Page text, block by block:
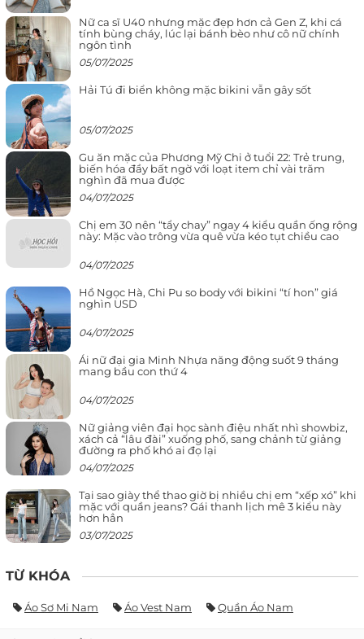
Nữ ca sĩ U40 nhưng mặc đẹp hơn cả Gen Z, khi cá
tính bùng cháy, lúc lại bánh bèo như cô nữ chính
ngôn tình
05/07/2025
Hải Tú đi biển không mặc bikini vẫn gây sốt
05/07/2025
Gu ăn mặc của Phương Mỹ Chi ở tuổi 22: Trẻ trung,
biến hóa đầy bất ngờ với loạt item chỉ vài trăm
nghìn đã mua được
04/07/2025
Chị em 30 nên “tẩy chay” ngay 4 kiểu quần ống rộng
này: Mặc vào trông vừa quê vừa kéo tụt chiều cao
04/07/2025
Hồ Ngọc Hà, Chi Pu so body với bikini “tí hon” giá
nghìn USD
04/07/2025
Ái nữ đại gia Minh Nhựa năng động suốt 9 tháng
mang bầu con thứ 4
04/07/2025
Nữ giảng viên đại học sành điệu nhất nhì showbiz,
xách cả “lâu đài” xuống phố, sang chảnh từ giảng
đường ra phố khó ai đọ lại
04/07/2025
Tại sao giày thể thao giờ bị nhiều chị em “xếp xó” khi
mặc với quần jeans? Gái thanh lịch mê 3 kiểu này
hơn hẳn
03/07/2025
TỪ KHÓA
Áo Sơ Mi Nam Áo Vest Nam Quần Áo Nam